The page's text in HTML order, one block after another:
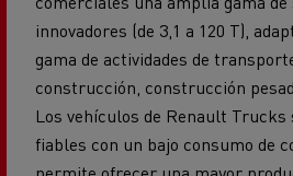
gama de actividades de
construcción, construcción
Los vehículos de Renault Trucks
fiables con un bajo consumo de
permite ofrecer una mayor
los costes de explotación.